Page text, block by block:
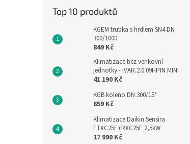
Top 10 produktů
KGEM trubka s hrdlem SN4 DN
300/1000
849 Kč
Klimatizace bez venkovní
jednotky - IVAR.2.0 09HPIN MINI
41 190 Kč
KGB koleno DN 300/15°
659 Kč
Klimatizace Daikin Sensira
FTXC25E+RXC25E 2,5kW
17 990 Kč